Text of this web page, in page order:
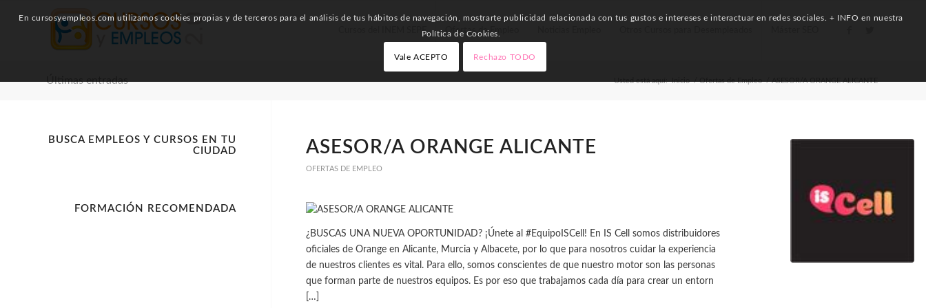
Cursos del INEM SEPE Ofertas de Empleo
Últimas entradas Usted está aquí: Inicio / Ofertas de Empleo / ASESOR/A ORANGE ALICANTE
ASESOR/A ORANGE ALICANTE
OFERTAS DE EMPLEO
¿BUSCAS UNA NUEVA OPORTUNIDAD? ¡Únete al #EquipoISCell! En IS Cell somos distribuidores
oficiales de Orange en Alicante, Murcia y Albacete, por lo que para nosotros cuidar la experiencia
de nuestros clientes es vital. Para ello, somos conscientes de que nuestro motor son las personas
que forman parte de nuestros equipos. Es por eso que trabajamos cada día para crear un entorn
[…]
BUSCA EMPLEOS Y CURSOS EN TU
CIUDAD
FORMACIÓN RECOMENDADA
En cursosyempleos.com utilizamos cookies propias y de terceros para el análisis de tus hábitos de navegación, mostrarte publicidad relacionada con tus gustos e intereses e interactuar en redes sociales. + INFO en nuestra
Política de Cookies.
Vale ACEPTO Rechazo TODO